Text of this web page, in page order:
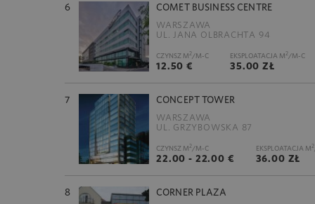
6 COMET BUSINESS CENTRE
WARSZAWA
UL. JANA OLBRACHTA 94
CZYNSZ M2/M-C
12.50 €
EKSPLOATACJA M2/M-C
35.00 ZŁ
7 CONCEPT TOWER
WARSZAWA
UL. GRZYBOWSKA 87
CZYNSZ M2/M-C
22.00 - 22.00 €
EKSPLOATACJA M2
36.00 ZŁ
8 CORNER PLAZA